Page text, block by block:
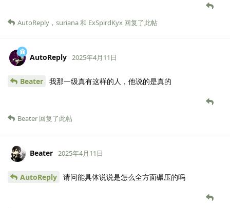
AutoReply ， suriana和 ExSpirdKyx 回复了此帖
AutoReply 2025年4月11日
Beater 我那一级真有这样的人，他说的是真的
Beater 回复了此帖
Beater 2025年4月11日
AutoReply 请问能具体说说是怎么全方面碾压的吗